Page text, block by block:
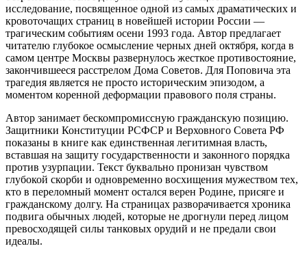
исследование, посвященное одной из самых драматических и
кровоточащих страниц в новейшей истории России —
трагическим событиям осени 1993 года. Автор предлагает
читателю глубокое осмысление черных дней октября, когда в
самом центре Москвы развернулось жесткое противостояние,
закончившееся расстрелом Дома Советов. Для Поповича эта
трагедия является не просто историческим эпизодом, а
моментом коренной деформации правового поля страны.
Автор занимает бескомпромиссную гражданскую позицию.
Защитники Конституции РСФСР и Верховного Совета РФ
показаны в книге как единственная легитимная власть,
вставшая на защиту государственности и законного порядка
против узурпации. Текст буквально пронизан чувством
глубокой скорби и одновременно восхищения мужеством тех,
кто в переломный момент остался верен Родине, присяге и
гражданскому долгу. На страницах разворачивается хроника
подвига обычных людей, которые не дрогнули перед лицом
превосходящей силы танковых орудий и не предали свои
идеалы.